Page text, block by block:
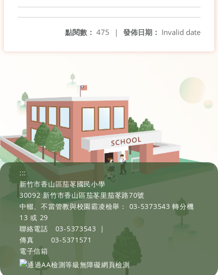
發佈日期： Invalid date
點閱數： 475 |
:::
新竹市香山區茄苳國民小學
30092 新竹市香山區茄苳里茄苳路70號
中輟、不當管教與校園霸凌檢舉： 03-5373543 轉分機
13 或 29
聯絡電話
03-5373543
|
傳真
03-5371571
電子信箱